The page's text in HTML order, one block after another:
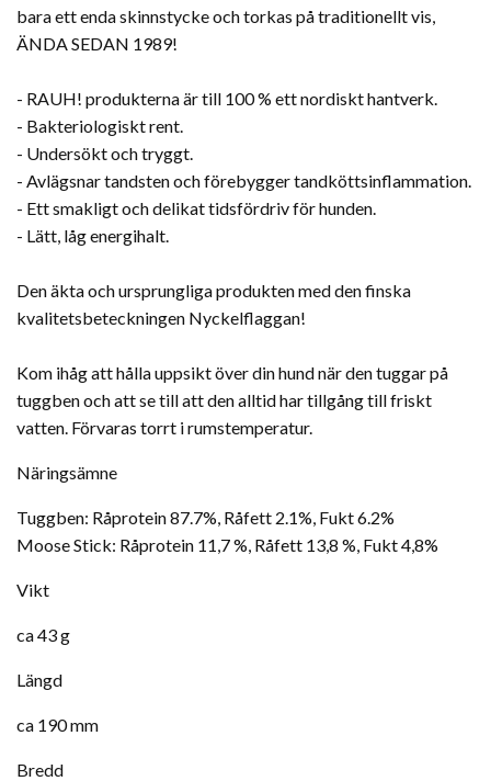
bara ett enda skinnstycke och torkas på traditionellt vis,
ÄNDA SEDAN 1989!
- RAUH! produkterna är till 100 % ett nordiskt hantverk.
- Bakteriologiskt rent.
- Undersökt och tryggt.
- Avlägsnar tandsten och förebygger tandköttsinflammation.
- Ett smakligt och delikat tidsfördriv för hunden.
- Lätt, låg energihalt.
Den äkta och ursprungliga produkten med den finska
kvalitetsbeteckningen Nyckelflaggan!
Kom ihåg att hålla uppsikt över din hund när den tuggar på
tuggben och att se till att den alltid har tillgång till friskt
vatten. Förvaras torrt i rumstemperatur.
Näringsämne
Tuggben: Råprotein 87.7%, Råfett 2.1%, Fukt 6.2%
Moose Stick: Råprotein 11,7 %, Råfett 13,8 %, Fukt 4,8%
Vikt
ca 43 g
Längd
ca 190 mm
Bredd